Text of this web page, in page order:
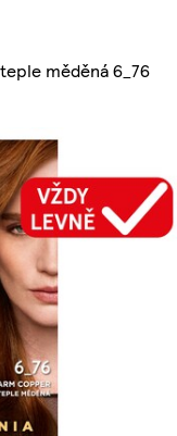
měděná 6_76